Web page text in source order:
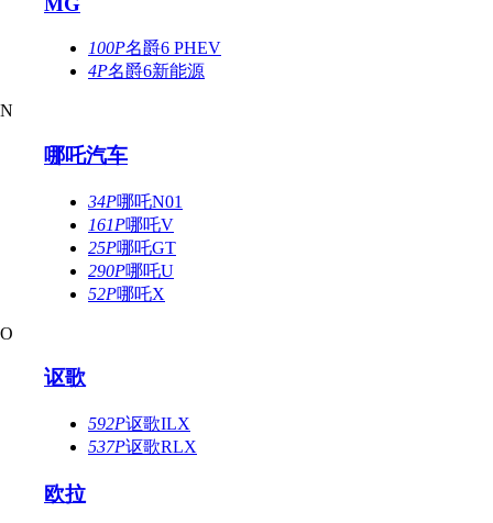
100P名爵6 PHEV
4P名爵6新能源
N
哪吒汽车
34P哪吒N01
161P哪吒V
25P哪吒GT
290P哪吒U
52P哪吒X
O
讴歌
592P讴歌ILX
537P讴歌RLX
欧拉